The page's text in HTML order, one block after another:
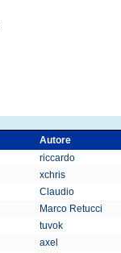
Autore
riccardo
xchris
Claudio
Marco Retucci
tuvok
axel